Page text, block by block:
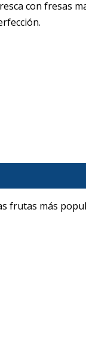
con fresas
frutas más